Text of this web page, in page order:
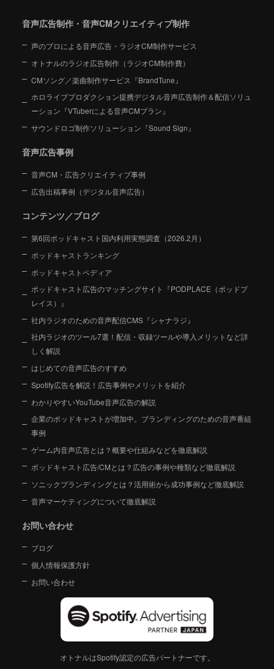
音声広告制作・音声CMクリエイティブ制作
声のプロによる音声広告・ラジオCM制作サービス
オトナルのラジオ広告制作（ラジオCM制作費）
CMソング／楽曲制作サービス『BrandTune』
ホロライブプロダクション提携デジタル音声広告制作＆配信ソリュ
ーション 『VTuberによる音声CMプラン』
サウンドロゴ制作ソリューション『Sound Sign』
音声広告事例
音声CM・広告クリエイティブ事例
広告出稿事例（デジタル音声広告）
コンテンツ／ブログ
第6回ポッドキャスト国内利用実態調査（2026.2月）
ポッドキャストランキング
ポッドキャストペディア
ポッドキャスト広告のマッチングサイト『PODPLACE（ポッドプ
レイス）』
社内ラジオのための音声配信CMS『シャナラジ』
社内ラジオのツール7選！配信・収録ツールや導入メリットなど詳
しく解説
はじめての音声広告のすすめ
Spotify広告を解説！広告事例やメリットを紹介
わかりやすいYouTube音声広告の解説
企業のポッドキャストが増加中。ブランディングのための音声番組
事例
ゲーム内音声広告とは？概要や仕組みなどを徹底解説
ポッドキャスト広告/CMとは？広告の事例や種類など徹底解説
ソニックブランディングとは？活用術から成功事例など徹底解説
音声マーケティングについて徹底解説
お問い合わせ
ブログ
個人情報保護方針
お問い合わせ
オトナルはSpotify認定の広告パートナーです。